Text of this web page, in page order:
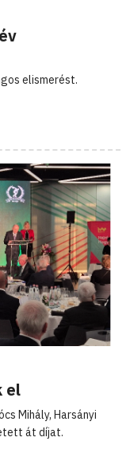
elismerést.
el
Mihály, Harsányi
át díjat.